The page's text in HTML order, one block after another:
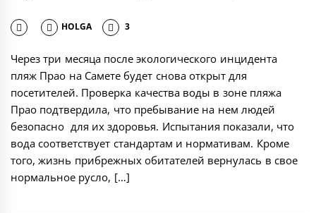
HOLGA 3
Через три месяца после экологического инцидента
пляж Прао на Самете будет снова открыт для
посетителей. Проверка качества воды в зоне пляжа
Прао подтвердила, что пребывание на нем людей
безопасно для их здоровья. Испытания показали, что
вода соответствует стандартам и нормативам. Кроме
того, жизнь прибрежных обитателей вернулась в свое
нормальное русло, […]